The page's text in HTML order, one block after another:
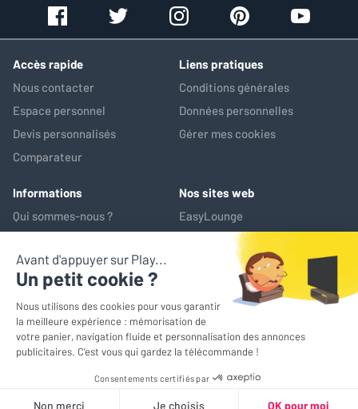
Accès rapide
Nous contacter
Espace personnel
Devis personnalisés
Comparateur
Liens pratiques
Conditions générales
Données personnelles
Gérer mes cookies
Informations
Qui sommes-nous ?
Service après-vente
Nos sites web
EasyLounge
*Prix de référence : ce prix correspond au prix le plus bas pratiqué
sur les 30 jours précédant l'opération promotionnelle
© EasyLounge 2026 - Tous droits réservés